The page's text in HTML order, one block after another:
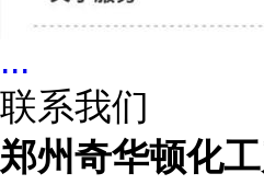
...
联系我们
郑州奇华顿化